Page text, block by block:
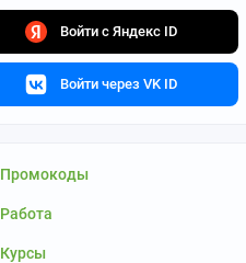
Войти с Яндекс ID
Войти через VK ID
Промокоды
Работа
Курсы